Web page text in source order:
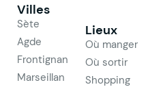
Villes
Sète
Agde
Frontignan
Marseillan
Lieux
Où manger
Où sortir
Shopping